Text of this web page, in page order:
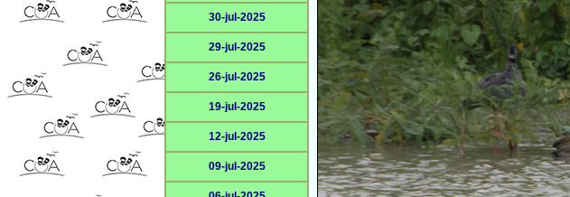
30-jul-2025
29-jul-2025
26-jul-2025
19-jul-2025
12-jul-2025
09-jul-2025